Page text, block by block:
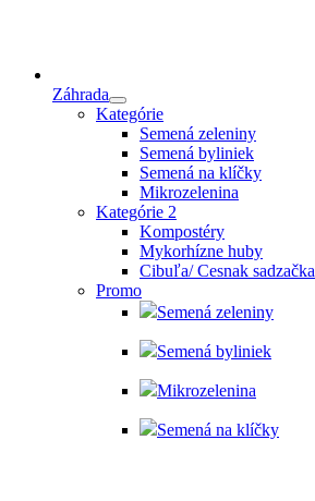
Záhrada
Kategórie
Semená zeleniny
Semená byliniek
Semená na klíčky
Mikrozelenina
Kategórie 2
Kompostéry
Mykorhízne huby
Cibuľa/ Cesnak sadzačka
Promo
Semená zeleniny
Semená byliniek
Mikrozelenina
Semená na klíčky